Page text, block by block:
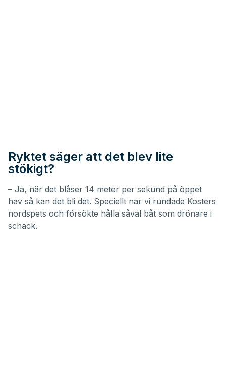
Ryktet säger att det blev lite
stökigt?
– Ja, när det blåser 14 meter per sekund på öppet
hav så kan det bli det. Speciellt när vi rundade Kosters
nordspets och försökte hålla såväl båt som drönare i
schack.